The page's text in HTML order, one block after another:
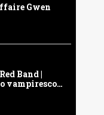
Gwen
Band |
vampiresco